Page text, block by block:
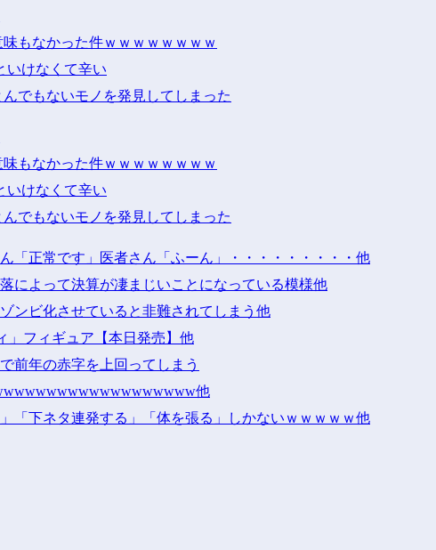
もなかった件ｗｗｗｗｗｗｗｗ
いけなくて辛い
でもないモノを発見してしまった
もなかった件ｗｗｗｗｗｗｗｗ
いけなくて辛い
でもないモノを発見してしまった
「正常です」医者さん「ふーん」・・・・・・・・・他
によって決算が凄まじいことになっている模様他
ンビ化させていると非難されてしまう他
」フィギュア【本日発売】他
前年の赤字を上回ってしまう
他
「下ネタ連発する」「体を張る」しかないｗｗｗｗｗ他